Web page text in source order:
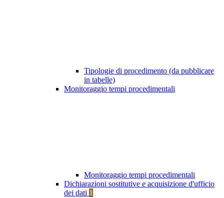
Tipologie di procedimento (da pubblicare
in tabelle)
Monitoraggio tempi procedimentali
Monitoraggio tempi procedimentali
Dichiarazioni sostitutive e acquisizione d'ufficio
dei dati 1